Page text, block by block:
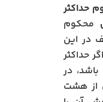
حداکثر
محکوم
در این
حداکثر
حبس باشد، در
از هشت